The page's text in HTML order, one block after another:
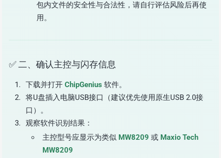
包内文件的安全性与合法性，请自行评估风险后再使
用。
✅ 二、确认主控与闪存信息
下载并打开 ChipGenius 软件。
将U盘插入电脑USB接口（建议优先使用原生USB 2.0接
口）。
观察软件识别结果：
主控型号应显示为类似 MW8209 或 Maxio Tech
MW8209